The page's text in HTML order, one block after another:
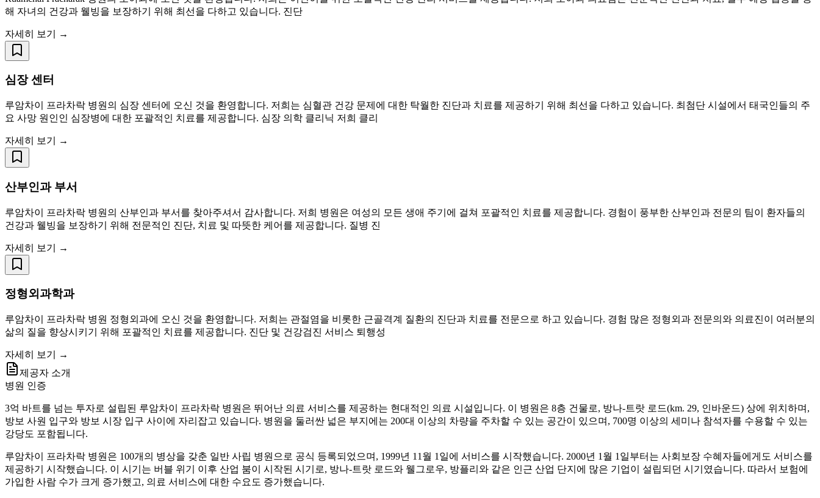
해 자녀의 건강과 웰빙을 보장하기 위해 최선을 다하고 있습니다. 진단
자세히 보기 →
심장 센터
루암차이 프라차락 병원의 심장 센터에 오신 것을 환영합니다. 저희는 심혈관 건강 문제에 대한 탁월한 진단과 치료를 제공하기 위해 최선을 다하고 있습니다. 최첨단 시설에서 태국인들의 주
요 사망 원인인 심장병에 대한 포괄적인 치료를 제공합니다. 심장 의학 클리닉 저희 클리
자세히 보기 →
산부인과 부서
루암차이 프라차락 병원의 산부인과 부서를 찾아주셔서 감사합니다. 저희 병원은 여성의 모든 생애 주기에 걸쳐 포괄적인 치료를 제공합니다. 경험이 풍부한 산부인과 전문의 팀이 환자들의
건강과 웰빙을 보장하기 위해 전문적인 진단, 치료 및 따뜻한 케어를 제공합니다. 질병 진
자세히 보기 →
정형외과학과
루암차이 프라차락 병원 정형외과에 오신 것을 환영합니다. 저희는 관절염을 비롯한 근골격계 질환의 진단과 치료를 전문으로 하고 있습니다. 경험 많은 정형외과 전문의와 의료진이 여러분의
삶의 질을 향상시키기 위해 포괄적인 치료를 제공합니다. 진단 및 건강검진 서비스 퇴행성
자세히 보기 →
제공자 소개
병원 인증
3억 바트를 넘는 투자로 설립된 루암차이 프라차락 병원은 뛰어난 의료 서비스를 제공하는 현대적인 의료 시설입니다. 이 병원은 8층 건물로, 방나-트랏 로드(km. 29, 인바운드) 상에 위치하며,
방보 사원 입구와 방보 시장 입구 사이에 자리잡고 있습니다. 병원을 둘러싼 넓은 부지에는 200대 이상의 차량을 주차할 수 있는 공간이 있으며, 700명 이상의 세미나 참석자를 수용할 수 있는
강당도 포함됩니다.
루암차이 프라차락 병원은 100개의 병상을 갖춘 일반 사립 병원으로 공식 등록되었으며, 1999년 11월 1일에 서비스를 시작했습니다. 2000년 1월 1일부터는 사회보장 수혜자들에게도 서비스를
제공하기 시작했습니다. 이 시기는 버블 위기 이후 산업 붐이 시작된 시기로, 방나-트랏 로드와 웰그로우, 방플리와 같은 인근 산업 단지에 많은 기업이 설립되던 시기였습니다. 따라서 보험에
가입한 사람 수가 크게 증가했고, 의료 서비스에 대한 수요도 증가했습니다.